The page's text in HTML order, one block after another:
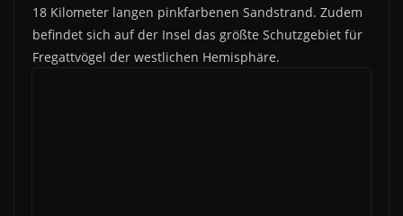
18 Kilometer langen pinkfarbenen Sandstrand. Zudem
befindet sich auf der Insel das größte Schutzgebiet für
Fregattvögel der westlichen Hemisphäre.